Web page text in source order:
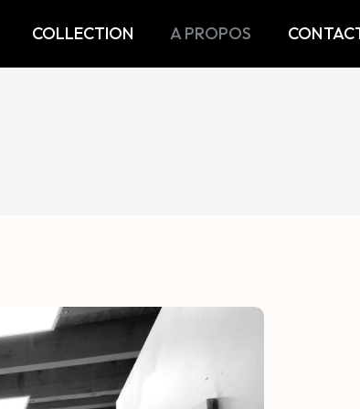
COLLECTION A PROPOS